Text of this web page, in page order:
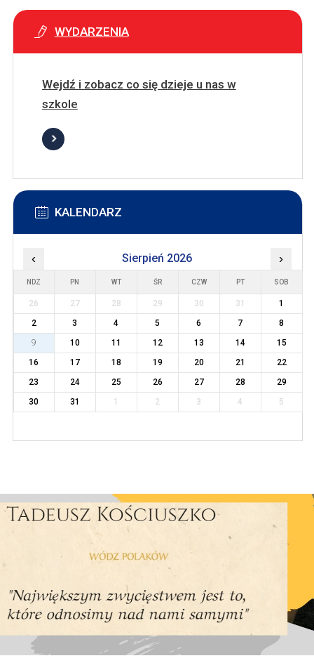
WYDARZENIA
Wejdź i zobacz co się dzieje u nas w
szkole
KALENDARZ
‹ Sierpień 2026 ›
NDZ PN WT ŚR CZW PT SOB
26 27 28 29 30 31
1
2
3 4 5 6 7
8
9
10 11 12 13 14
15
16
17 18 19 20 21
22
23
24 25 26 27 28
29
30
31 1 2 3 4 5